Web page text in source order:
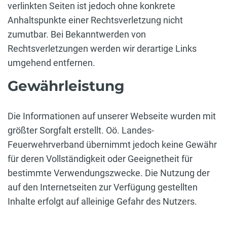
verlinkten Seiten ist jedoch ohne konkrete
Anhaltspunkte einer Rechtsverletzung nicht
zumutbar. Bei Bekanntwerden von
Rechtsverletzungen werden wir derartige Links
umgehend entfernen.
Gewährleistung
Die Informationen auf unserer Webseite wurden mit
größter Sorgfalt erstellt. Oö. Landes-
Feuerwehrverband übernimmt jedoch keine Gewähr
für deren Vollständigkeit oder Geeignetheit für
bestimmte Verwendungszwecke. Die Nutzung der
auf den Internetseiten zur Verfügung gestellten
Inhalte erfolgt auf alleinige Gefahr des Nutzers.